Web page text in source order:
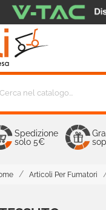
Spedizione
solo 5€
Articoli Per Fumatori